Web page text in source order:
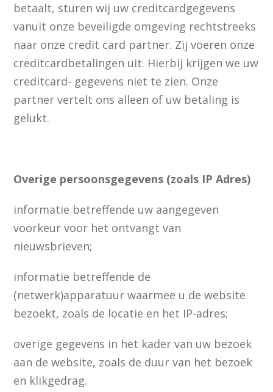
betaalt, sturen wij uw creditcardgegevens
vanuit onze beveiligde omgeving rechtstreeks
naar onze credit card partner. Zij voeren onze
creditcardbetalingen uit. Hierbij krijgen we uw
creditcard- gegevens niet te zien. Onze
partner vertelt ons alleen of uw betaling is
gelukt.
Overige persoonsgegevens (zoals IP Adres)
informatie betreffende uw aangegeven
voorkeur voor het ontvangt van
nieuwsbrieven;
informatie betreffende de
(netwerk)apparatuur waarmee u de website
bezoekt, zoals de locatie en het IP-adres;
overige gegevens in het kader van uw bezoek
aan de website, zoals de duur van het bezoek
en klikgedrag.